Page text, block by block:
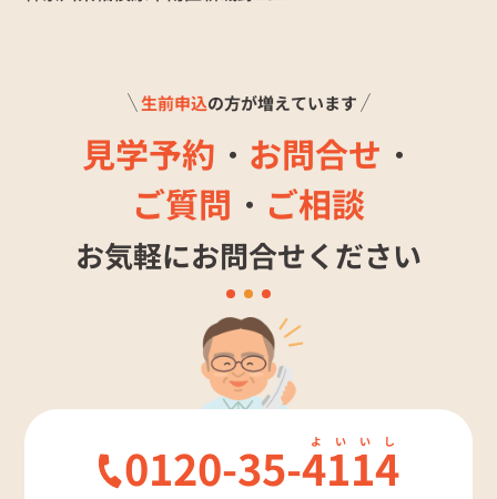
生前申込の方が増えています
見学予約 ・ お問合せ ・
ご質問 ・ ご相談
お気軽にお問合せください
0120-35-4114